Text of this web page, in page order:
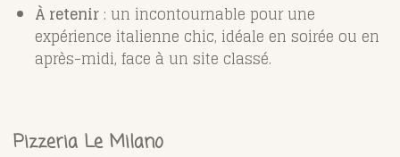
À retenir : un incontournable pour une
expérience italienne chic, idéale en soirée ou en
après-midi, face à un site classé.
Pizzeria Le Milano